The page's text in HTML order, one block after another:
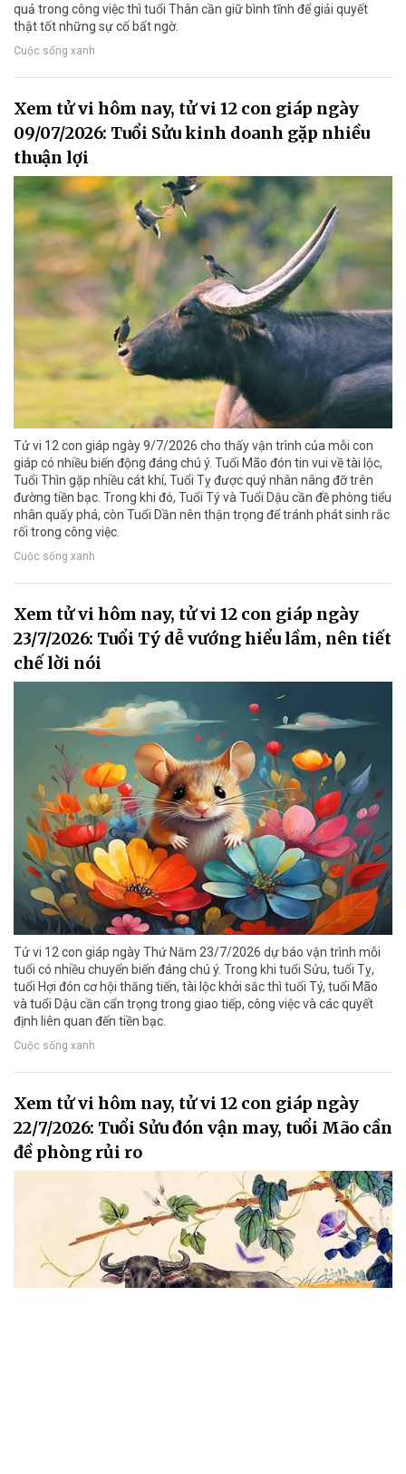
quả trong công việc thì tuổi Thân cần giữ bình tĩnh để giải quyết
thật tốt những sự cố bất ngờ.
Cuộc sống xanh
Xem tử vi hôm nay, tử vi 12 con giáp ngày
09/07/2026: Tuổi Sửu kinh doanh gặp nhiều
thuận lợi
Tử vi 12 con giáp ngày 9/7/2026 cho thấy vận trình của mỗi con
giáp có nhiều biến động đáng chú ý. Tuổi Mão đón tin vui về tài lộc,
Tuổi Thìn gặp nhiều cát khí, Tuổi Tỵ được quý nhân nâng đỡ trên
đường tiền bạc. Trong khi đó, Tuổi Tý và Tuổi Dậu cần đề phòng tiểu
nhân quấy phá, còn Tuổi Dần nên thận trọng để tránh phát sinh rắc
rối trong công việc.
Cuộc sống xanh
Xem tử vi hôm nay, tử vi 12 con giáp ngày
23/7/2026: Tuổi Tý dễ vướng hiểu lầm, nên tiết
chế lời nói
Tử vi 12 con giáp ngày Thứ Năm 23/7/2026 dự báo vận trình mỗi
tuổi có nhiều chuyển biến đáng chú ý. Trong khi tuổi Sửu, tuổi Tỵ,
tuổi Hợi đón cơ hội thăng tiến, tài lộc khởi sắc thì tuổi Tý, tuổi Mão
và tuổi Dậu cần cẩn trọng trong giao tiếp, công việc và các quyết
định liên quan đến tiền bạc.
Cuộc sống xanh
Xem tử vi hôm nay, tử vi 12 con giáp ngày
22/7/2026: Tuổi Sửu đón vận may, tuổi Mão cần
đề phòng rủi ro